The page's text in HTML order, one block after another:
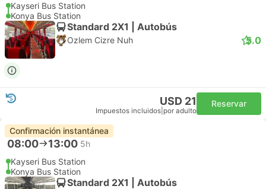
Kayseri Bus Station
Konya Bus Station
Standard 2X1 | Autobús
Ozlem Cizre Nuh 5.0
USD 21
Impuestos incluidos por adulto
Reservar
Confirmación instantánea
08:00 13:00 5h
Kayseri Bus Station
Konya Bus Station
Standard 2X1 | Autobús